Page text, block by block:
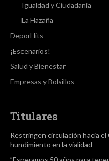
Igualdad y Ciudadanía
La Hazaña
DeporHits
¡Escenarios!
Salud y Bienestar
Empresas y Bolsillos
Titulares
Restringen circulación hacia
hundimiento en la vialidad